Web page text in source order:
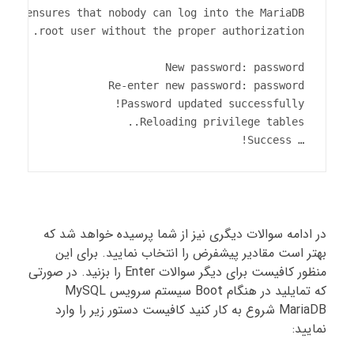
… Success!
در ادامه سوالات دیگری نیز از شما پرسیده خواهد شد که
بهتر است مقادیر پیشفرض را انتخاب نمایید. برای این
منظور کافیست برای دیگر سوالات Enter را بزنید. در صورتی
که تمایلید در هنگام Boot سیستم سرویس MySQL
MariaDB شروع به کار کنید کافیست دستور زیر را وارد
نمایید: